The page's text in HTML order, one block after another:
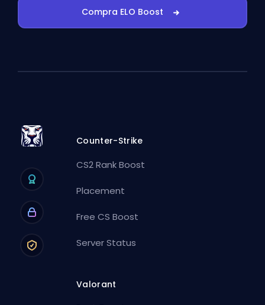
Compra ELO Boost
Counter-Strike
CS2 Rank Boost
Placement
Free CS Boost
Server Status
Valorant